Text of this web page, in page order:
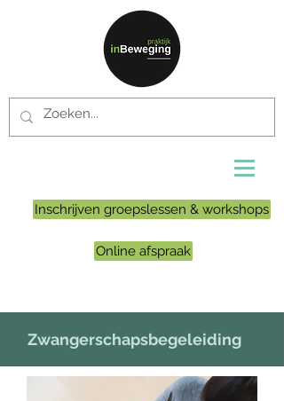
Inschrijven groepslessen & workshops
Online afspraak
Zwangerschapsbegeleiding